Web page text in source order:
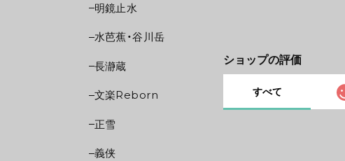
明鏡止水
水芭蕉・谷川岳
長瀞蔵
文楽Reborn
正雪
義侠
ショップの評価
すべて